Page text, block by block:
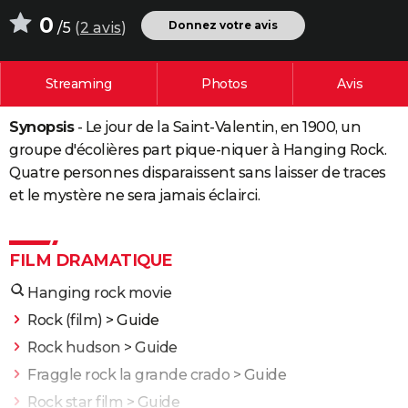
Destinations
City break
Voyage nature
Voyage de noces
Forum
Climat
+
PHOTO
GUIDES D'ACHAT
CARTE DE VOEUX
Carte de Noël
Carte Bonne année
Carte Saint-Valentin
Carte Pâques
Carte d'anniversaire
DICTIONNAIRE
Dictionnaire
Biographies
Citations
Expressions
Proverbes
PROGRAMME TV
COPAINS D'AVANT
AVIS DE DÉCÈS
FORUM
Bricolage
Lifestyle
Culture
Sport
Auto
Television
Voyage
Cinema
0 /5 (2 avis) Donnez votre avis
Streaming Photos Avis
Synopsis- Le jour de la Saint-Valentin, en 1900, un
groupe d'écolières part pique-niquer à Hanging Rock.
Quatre personnes disparaissent sans laisser de traces
et le mystère ne sera jamais éclairci.
FILM DRAMATIQUE
Hanging rock movie
Rock (film) > Guide
Rock hudson > Guide
Fraggle rock la grande crado > Guide
Rock star film > Guide